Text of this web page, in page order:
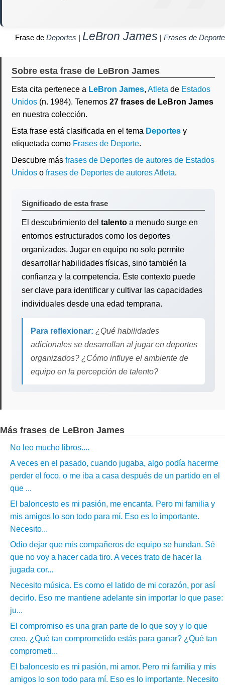
Frase de Deportes | LeBron James | Frases de Deporte
Sobre esta frase de LeBron James
Esta cita pertenece a LeBron James, Atleta de Estados
Unidos (n. 1984). Tenemos 27 frases de LeBron James
en nuestra colección.
Esta frase está clasificada en el tema Deportes y
etiquetada como Frases de Deporte.
Descubre más frases de Deportes de autores de Estados
Unidos o frases de Deportes de autores Atleta.
Significado de esta frase
El descubrimiento del talento a menudo surge en
entornos estructurados como los deportes
organizados. Jugar en equipo no solo permite
desarrollar habilidades físicas, sino también la
confianza y la competencia. Este contexto puede
ser clave para identificar y cultivar las capacidades
individuales desde una edad temprana.
Para reflexionar: ¿Qué habilidades
adicionales se desarrollan al jugar en deportes
organizados? ¿Cómo influye el ambiente de
equipo en la percepción de talento?
Más frases de LeBron James
No leo mucho libros....
A veces en el pasado, cuando jugaba, algo podía hacerme
perder el foco, o me iba a casa después de un partido en el
que ...
El baloncesto es mi pasión, me encanta. Pero mi familia y
mis amigos lo son todo para mí. Eso es lo importante.
Necesito...
Odio dejar que mis compañeros de equipo se hundan. Sé
que no voy a hacer cada tiro. A veces trato de hacer la
jugada cor...
Necesito música. Es como el latido de mi corazón, por así
decirlo. Eso me mantiene adelante sin importar lo que pase:
ju...
El compromiso es una gran parte de lo que soy y lo que
creo. ¿Qué tan comprometido estás para ganar? ¿Qué tan
comprometi...
El baloncesto es mi pasión, mi amor. Pero mi familia y mis
amigos lo son todo para mí. Eso es lo importante. Necesito